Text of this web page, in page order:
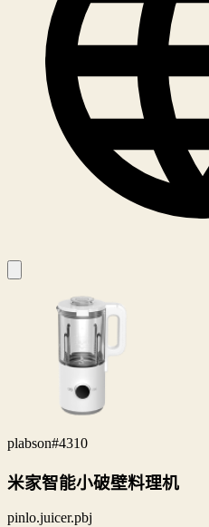
plabson#4310
米家智能小破壁料理机
pinlo.juicer.pbj